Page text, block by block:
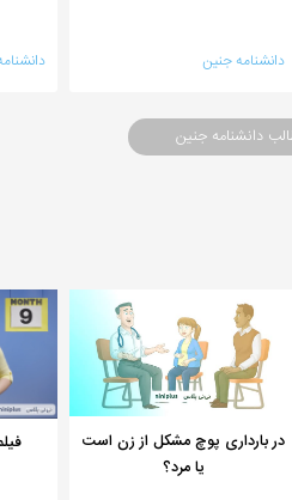
دانشنامه جنین
دانشنامه جنین
در بارداری پوچ مشکل از زن است
یا مرد؟